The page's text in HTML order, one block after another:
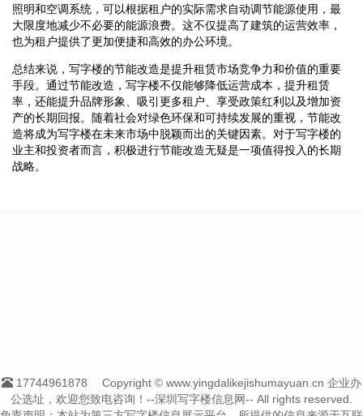
照明和空调系统，可以根据租户的实际需求自动调节能源使用，最
大限度地减少不必要的能源浪费。这不仅提高了建筑的运营效率，
也为租户提供了更加便捷和高效的办公环境。
总结来说，写字楼的节能改造是提升租赁市场竞争力和价值的重要
手段。通过节能改造，写字楼不仅能够降低运营成本，提升租赁
率，还能提升品牌形象、吸引更多租户、享受政策红利以及增加资
产的长期回报。随着社会对绿色环保和可持续发展的重视，节能改
造将成为写字楼在未来市场中脱颖而出的关键因素。对于写字楼的
业主和投资者而言，积极进行节能改造无疑是一项值得投入的长期
战略。
17744961878
Copyright © www.yingdalikejishumayuan.cn 企业办
公选址，欢迎您致电咨询！--深圳写字楼信息网-- All rights reserved.